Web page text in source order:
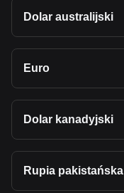
Dolar australijski
Euro
Dolar kanadyjski
Rupia pakistańska